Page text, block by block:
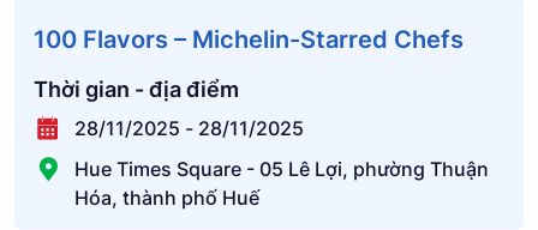
100 Flavors – Michelin-Starred Chefs
Thời gian - địa điểm
28/11/2025 - 28/11/2025
Hue Times Square - 05 Lê Lợi, phường Thuận
Hóa, thành phố Huế